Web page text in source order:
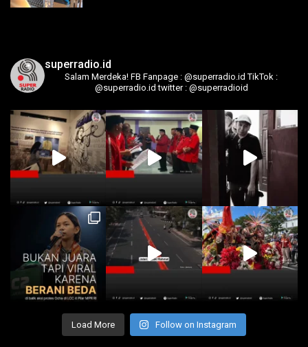
superradio.id
Salam Merdeka! FB Fanpage : @superradio.id TikTok :
@superradio.id twitter : @superradioid
Load More Follow on Instagram